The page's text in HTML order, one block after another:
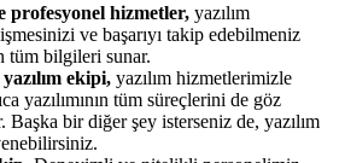
profesyonel hizmetler, yazılım
ve başarıyı takip edebilmeniz
tüm bilgileri sunar.
ekipi, yazılım hizmetlerimizle
yazılımının tüm süreçlerini de göz
bir diğer şey isterseniz de, yazılım